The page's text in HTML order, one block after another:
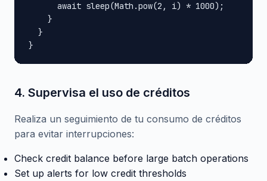
      await sleep(Math.pow(2, i) * 1000);
    }
  }
}
4. Supervisa el uso de créditos
Realiza un seguimiento de tu consumo de créditos
para evitar interrupciones:
Check credit balance before large batch operations
Set up alerts for low credit thresholds